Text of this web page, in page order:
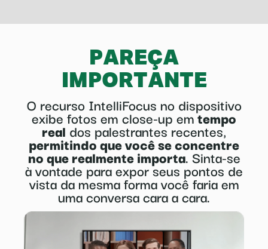
PAREÇA
IMPORTANTE
O recurso IntelliFocus no dispositivo
exibe fotos em close-up emtempo
realdos palestrantes recentes,
permitindo que você se concentre
no que realmente importa. Sinta-se
à vontade para expor seus pontos de
vista da mesma forma você faria em
uma conversa cara a cara.